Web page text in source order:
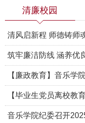
清廉校园
清风启新程 师德铸师
季学期第一次廉政教
筑牢廉洁防线 涵养优
年秋季学期第五次廉
【廉政教育】音乐学
政谈话会
【毕业生党员离校教
一”强化毕业生党员党
音乐学院纪委召开